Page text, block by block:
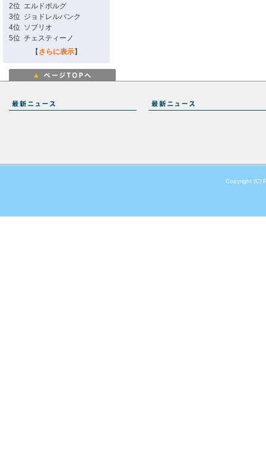
2位 エルドボルグ
3位 ジョドレルバンク
4位 ソブリオ
5位 チェスティーノ
【 さらに表示】
Copyright (C)